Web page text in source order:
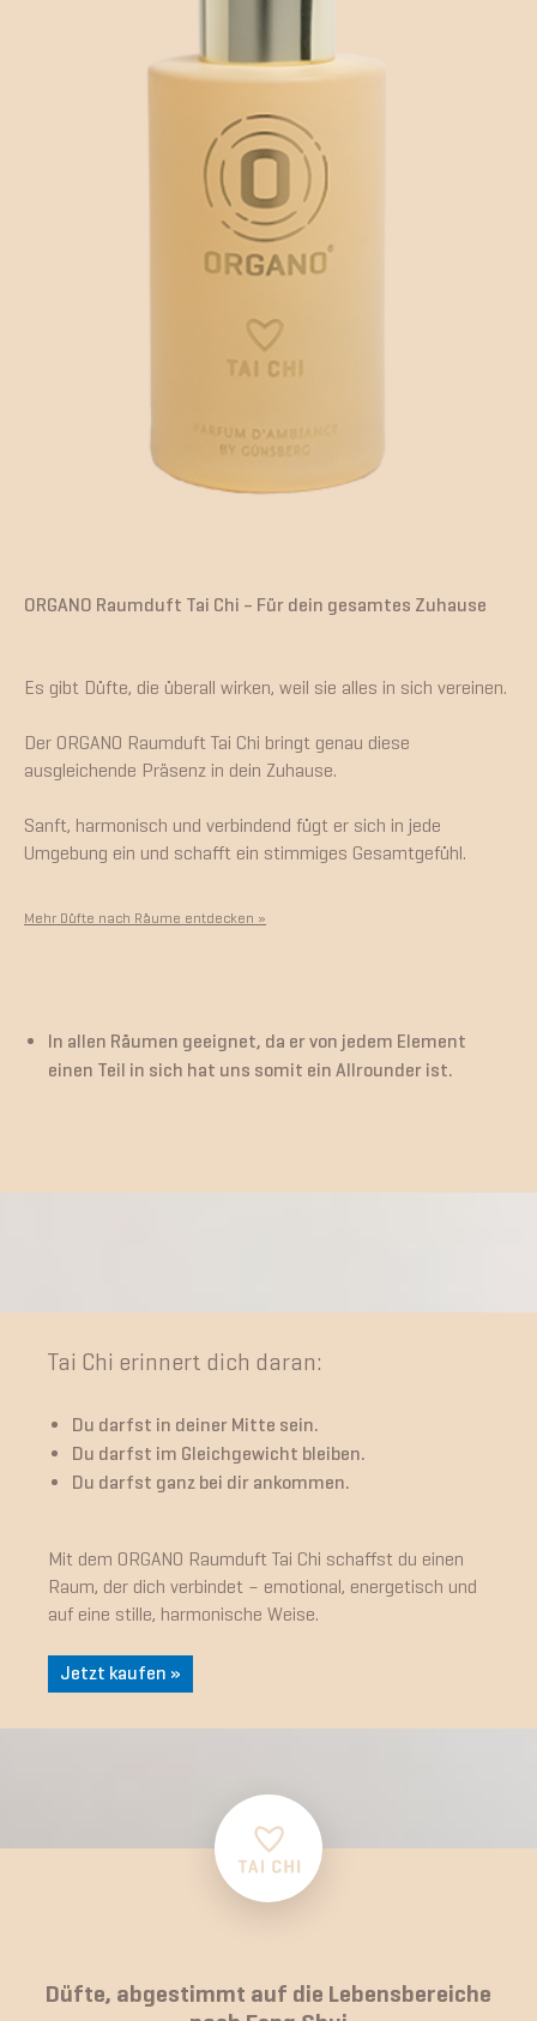
ORGANO Raumduft Tai Chi – Für dein gesamtes Zuhause
Es gibt Düfte, die überall wirken, weil sie alles in sich vereinen.
Der ORGANO Raumduft Tai Chi bringt genau diese
ausgleichende Präsenz in dein Zuhause.
Sanft, harmonisch und verbindend fügt er sich in jede
Umgebung ein und schafft ein stimmiges Gesamtgefühl.
Mehr Düfte nach Räume entdecken »
In allen Räumen geeignet, da er von jedem Element
einen Teil in sich hat uns somit ein Allrounder ist.
Tai Chi erinnert dich daran:
Du darfst in deiner Mitte sein.
Du darfst im Gleichgewicht bleiben.
Du darfst ganz bei dir ankommen.
Mit dem ORGANO Raumduft Tai Chi schaffst du einen
Raum, der dich verbindet – emotional, energetisch und
auf eine stille, harmonische Weise.
Jetzt kaufen »
Düfte, abgestimmt auf die Lebensbereiche